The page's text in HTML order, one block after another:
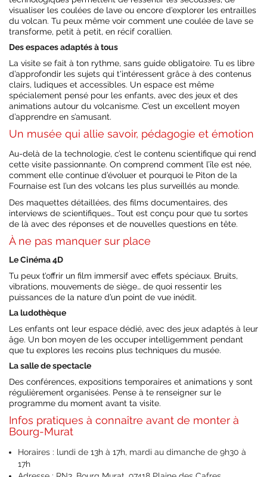
visualiser les coulées de lave ou encore d’explorer les entrailles
du volcan. Tu peux même voir comment une coulée de lave se
transforme, petit à petit, en récif corallien.
Des espaces adaptés à tous
La visite se fait à ton rythme, sans guide obligatoire. Tu es libre
d’approfondir les sujets qui t'intéressent grâce à des contenus
clairs, ludiques et accessibles. Un espace est même
spécialement pensé pour les enfants, avec des jeux et des
animations autour du volcanisme. C’est un excellent moyen
d’apprendre en s’amusant.
Un musée qui allie savoir, pédagogie et émotion
Au-delà de la technologie, c’est le contenu scientifique qui rend
cette visite passionnante. On comprend comment l’île est née,
comment elle continue d’évoluer et pourquoi le Piton de la
Fournaise est l’un des volcans les plus surveillés au monde.
Des maquettes détaillées, des films documentaires, des
interviews de scientifiques… Tout est conçu pour que tu sortes
de là avec des réponses et de nouvelles questions en tête.
À ne pas manquer sur place
Le Cinéma 4D
Tu peux t’offrir un film immersif avec effets spéciaux. Bruits,
vibrations, mouvements de siège… de quoi ressentir les
puissances de la nature d’un point de vue inédit.
La ludothèque
Les enfants ont leur espace dédié, avec des jeux adaptés à leur
âge. Un bon moyen de les occuper intelligemment pendant
que tu explores les recoins plus techniques du musée.
La salle de spectacle
Des conférences, expositions temporaires et animations y sont
régulièrement organisées. Pense à te renseigner sur le
programme du moment avant ta visite.
Infos pratiques à connaître avant de monter à
Bourg-Murat
Horaires : lundi de 13h à 17h, mardi au dimanche de 9h30 à
17h